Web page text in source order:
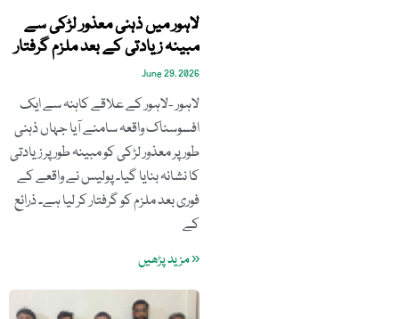
لاہور میں ذہنی معذور لڑکی سے
مبینہ زیادتی کے بعد ملزم گرفتار
June 29, 2026
لاہور -لاہور کے علاقے کاہنہ سے ایک
افسوسناک واقعہ سامنے آیا جہاں ذہنی
طور پر معذور لڑکی کو مبینہ طور پر زیادتی
کا نشانہ بنایا گیا۔ پولیس نے واقعے کے
فوری بعد ملزم کو گرفتار کر لیا ہے۔ ذرائع
کے
« مزید پڑھیں